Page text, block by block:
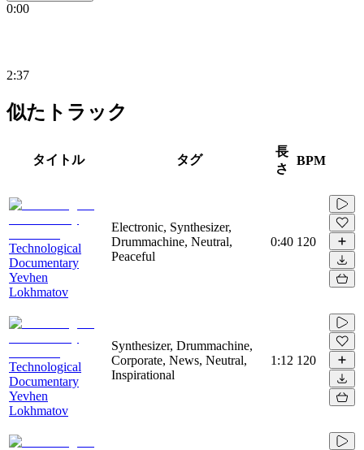
0:00
2:37
似たトラック
タイトル タグ
長
さ
BPM
Technological
Documentary
Yevhen
Lokhmatov
Electronic, Synthesizer,
Drummachine, Neutral,
Peaceful
0:40 120
Technological
Documentary
Yevhen
Lokhmatov
Synthesizer, Drummachine,
Corporate, News, Neutral,
Inspirational
1:12 120